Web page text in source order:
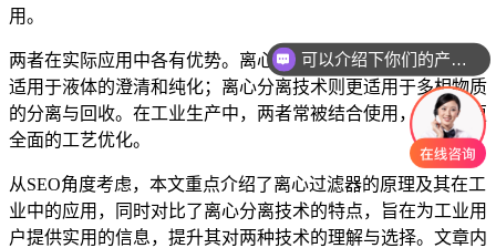
用。
两者在实际应用中各有优势。离心过滤器更侧重于固液分离，
适用于液体的澄清和纯化；离心分离技术则更适用于多相物质
的分离与回收。在工业生产中，两者常被结合使用，以实现更
全面的工艺优化。
从SEO角度考虑，本文重点介绍了离心过滤器的原理及其在工
业中的应用，同时对比了离心分离技术的特点，旨在为工业用
户提供实用的信息，提升其对两种技术的理解与选择。文章内
可以介绍下你们的产品么